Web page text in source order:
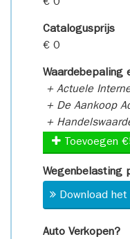
€ 0
Catalogusprijs
€ 0
Waardebepaling
+ Actuele
+ De Aankoop
+
Toevoegen
Wegenbelasting
Download
Auto Verkopen?